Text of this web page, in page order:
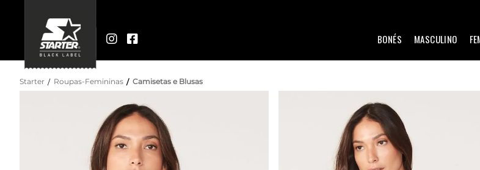
BONÉS MASCULINO
Starter Roupas-Femininas Camisetas e Blusas